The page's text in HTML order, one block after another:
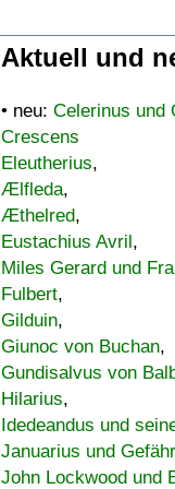
Aktuell und
• neu: Celerinus und
Crescens
Eleutherius,
Ælfleda,
Æthelred,
Eustachius Avril,
Miles Gerard und
Fulbert,
Gilduin,
Giunoc von Buchan,
Gundisalvus von
Hilarius,
Idedeandus und
Januarius und
John Lockwood und